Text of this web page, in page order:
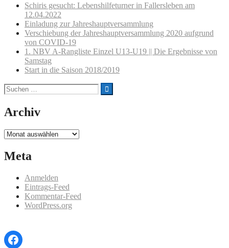
Schiris gesucht: Lebenshilfeturner in Fallersleben am
12.04.2022
Einladung zur Jahreshauptversammlung
Verschiebung der Jahreshauptversammlung 2020 aufgrund
von COVID-19
1. NBV A-Rangliste Einzel U13-U19 || Die Ergebnisse von
Samstag
Start in die Saison 2018/2019
Suchen
nach:
Archiv
Archiv
Meta
Anmelden
Eintrags-Feed
Kommentar-Feed
WordPress.org